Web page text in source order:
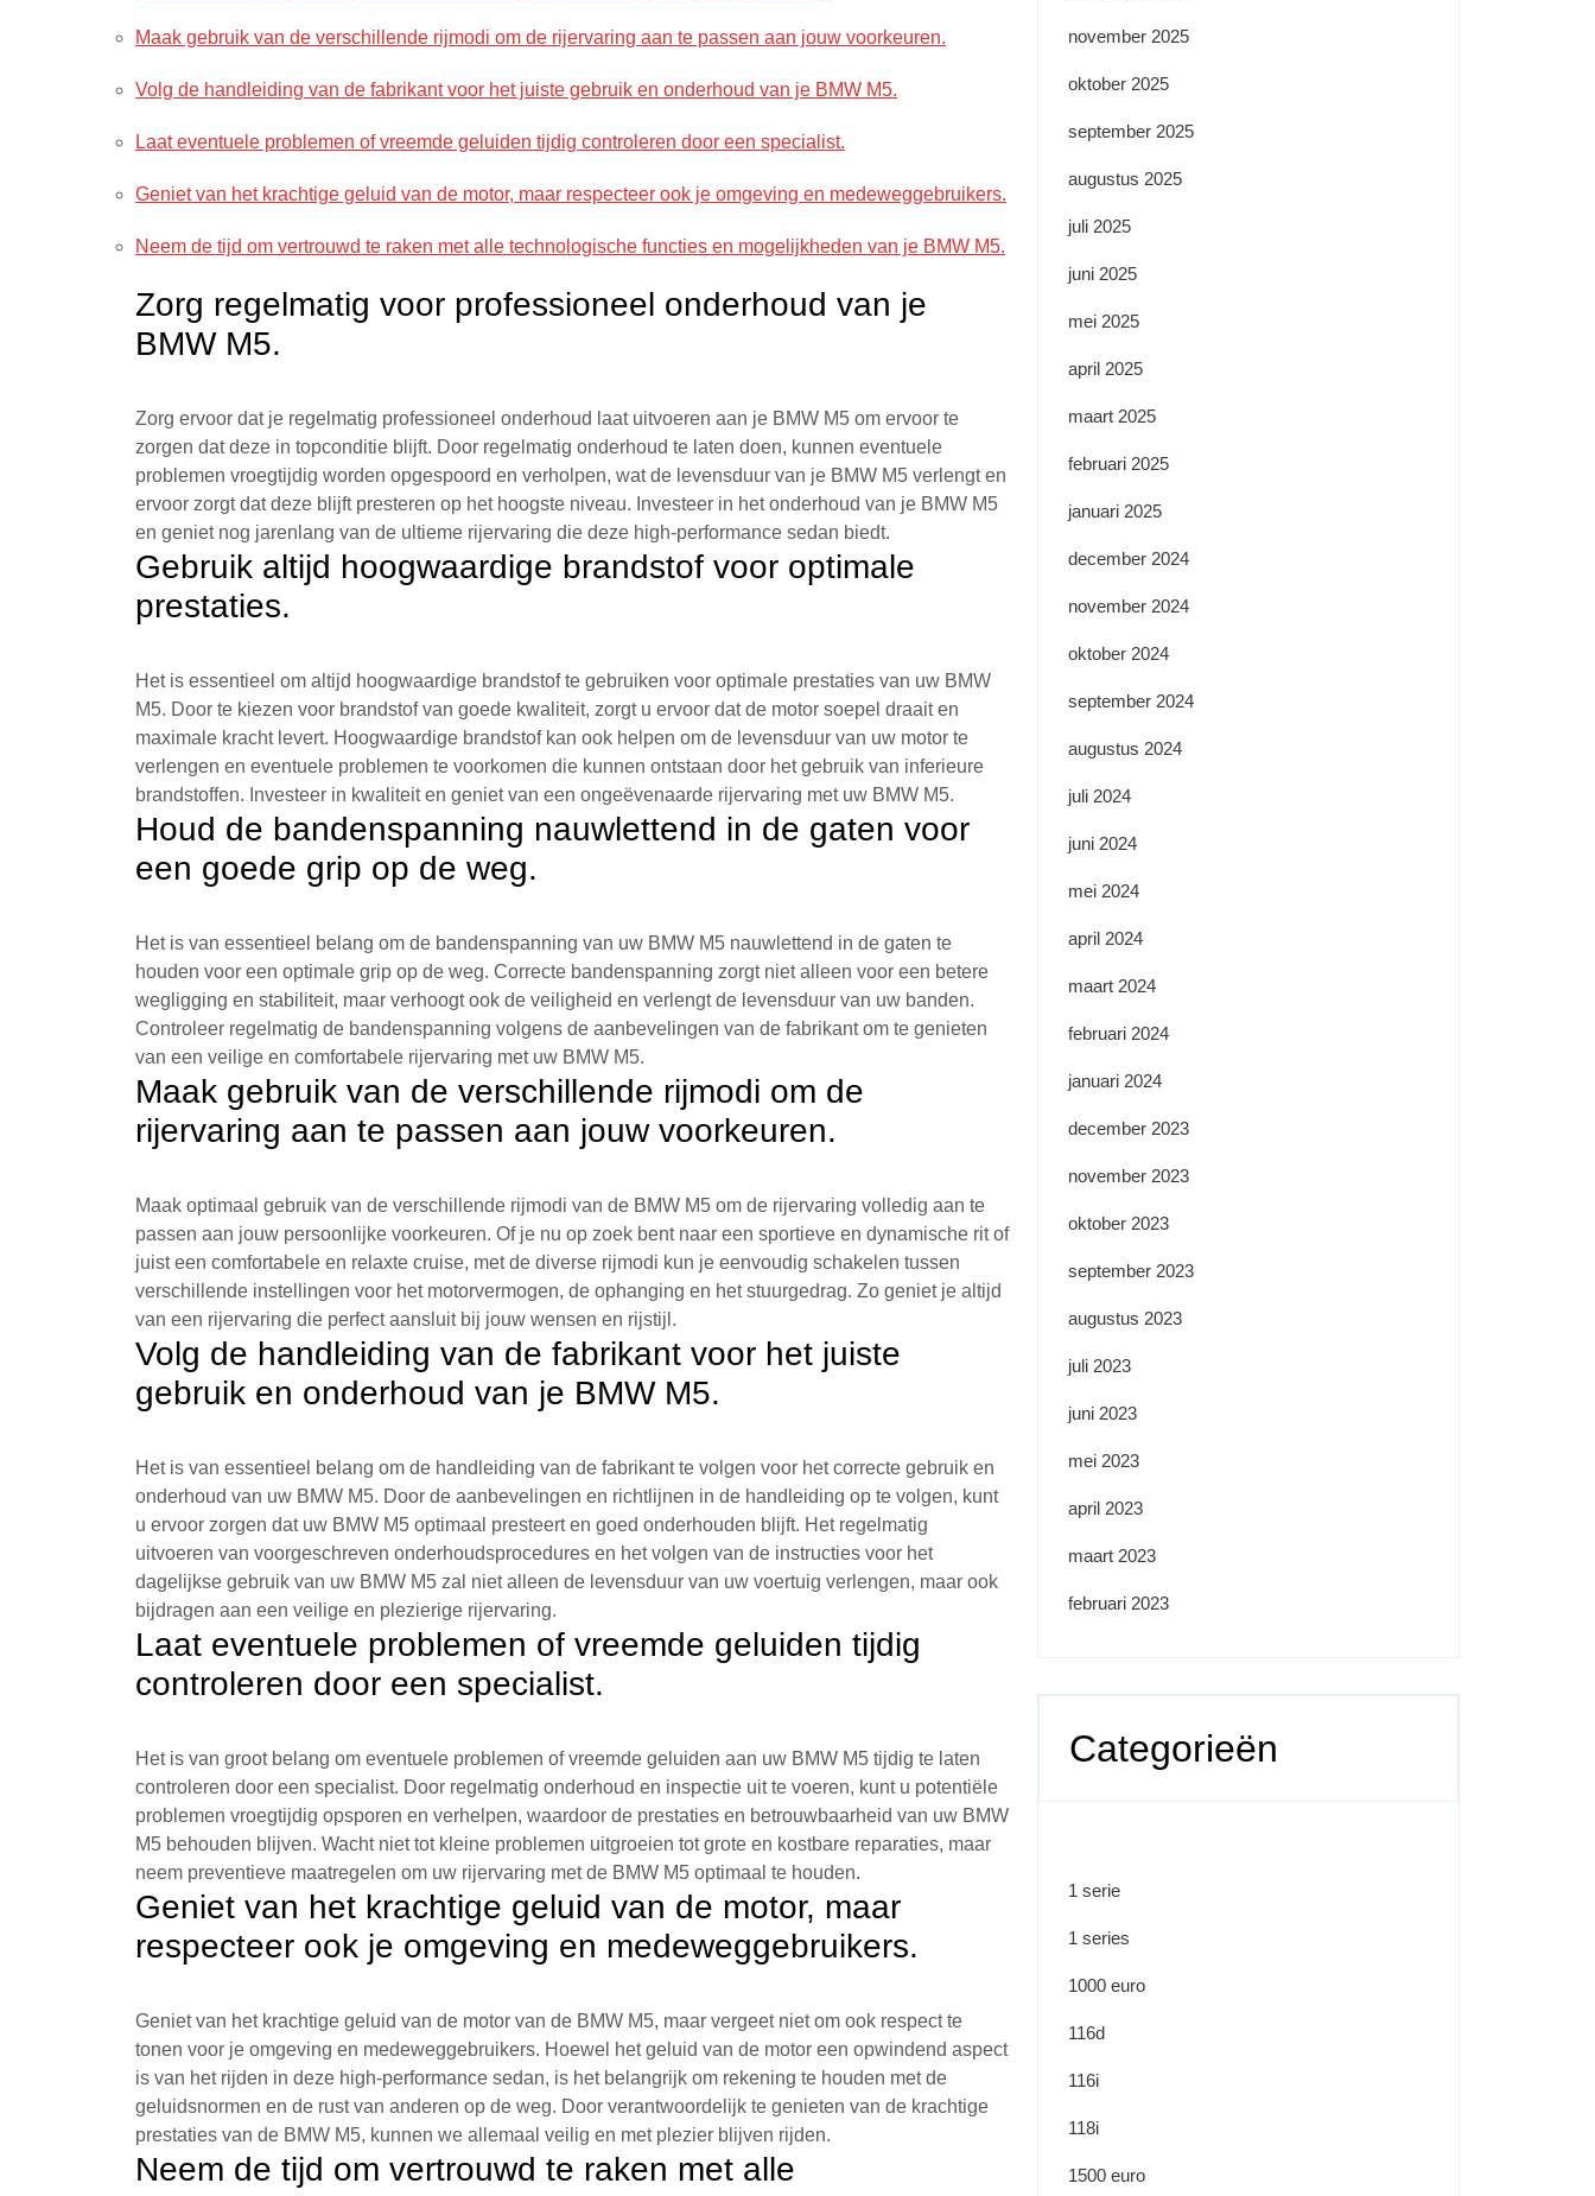
Maak gebruik van de verschillende rijmodi om de rijervaring aan te passen aan jouw voorkeuren.
Volg de handleiding van de fabrikant voor het juiste gebruik en onderhoud van je BMW M5.
Laat eventuele problemen of vreemde geluiden tijdig controleren door een specialist.
Geniet van het krachtige geluid van de motor, maar respecteer ook je omgeving en medeweggebruikers.
Neem de tijd om vertrouwd te raken met alle technologische functies en mogelijkheden van je BMW M5.
Zorg regelmatig voor professioneel onderhoud van je
BMW M5.
Zorg ervoor dat je regelmatig professioneel onderhoud laat uitvoeren aan je BMW M5 om ervoor te
zorgen dat deze in topconditie blijft. Door regelmatig onderhoud te laten doen, kunnen eventuele
problemen vroegtijdig worden opgespoord en verholpen, wat de levensduur van je BMW M5 verlengt en
ervoor zorgt dat deze blijft presteren op het hoogste niveau. Investeer in het onderhoud van je BMW M5
en geniet nog jarenlang van de ultieme rijervaring die deze high-performance sedan biedt.
Gebruik altijd hoogwaardige brandstof voor optimale
prestaties.
Het is essentieel om altijd hoogwaardige brandstof te gebruiken voor optimale prestaties van uw BMW
M5. Door te kiezen voor brandstof van goede kwaliteit, zorgt u ervoor dat de motor soepel draait en
maximale kracht levert. Hoogwaardige brandstof kan ook helpen om de levensduur van uw motor te
verlengen en eventuele problemen te voorkomen die kunnen ontstaan door het gebruik van inferieure
brandstoffen. Investeer in kwaliteit en geniet van een ongeëvenaarde rijervaring met uw BMW M5.
Houd de bandenspanning nauwlettend in de gaten voor
een goede grip op de weg.
Het is van essentieel belang om de bandenspanning van uw BMW M5 nauwlettend in de gaten te
houden voor een optimale grip op de weg. Correcte bandenspanning zorgt niet alleen voor een betere
wegligging en stabiliteit, maar verhoogt ook de veiligheid en verlengt de levensduur van uw banden.
Controleer regelmatig de bandenspanning volgens de aanbevelingen van de fabrikant om te genieten
van een veilige en comfortabele rijervaring met uw BMW M5.
Maak gebruik van de verschillende rijmodi om de
rijervaring aan te passen aan jouw voorkeuren.
Maak optimaal gebruik van de verschillende rijmodi van de BMW M5 om de rijervaring volledig aan te
passen aan jouw persoonlijke voorkeuren. Of je nu op zoek bent naar een sportieve en dynamische rit of
juist een comfortabele en relaxte cruise, met de diverse rijmodi kun je eenvoudig schakelen tussen
verschillende instellingen voor het motorvermogen, de ophanging en het stuurgedrag. Zo geniet je altijd
van een rijervaring die perfect aansluit bij jouw wensen en rijstijl.
Volg de handleiding van de fabrikant voor het juiste
gebruik en onderhoud van je BMW M5.
Het is van essentieel belang om de handleiding van de fabrikant te volgen voor het correcte gebruik en
onderhoud van uw BMW M5. Door de aanbevelingen en richtlijnen in de handleiding op te volgen, kunt
u ervoor zorgen dat uw BMW M5 optimaal presteert en goed onderhouden blijft. Het regelmatig
uitvoeren van voorgeschreven onderhoudsprocedures en het volgen van de instructies voor het
dagelijkse gebruik van uw BMW M5 zal niet alleen de levensduur van uw voertuig verlengen, maar ook
bijdragen aan een veilige en plezierige rijervaring.
Laat eventuele problemen of vreemde geluiden tijdig
controleren door een specialist.
Het is van groot belang om eventuele problemen of vreemde geluiden aan uw BMW M5 tijdig te laten
controleren door een specialist. Door regelmatig onderhoud en inspectie uit te voeren, kunt u potentiële
problemen vroegtijdig opsporen en verhelpen, waardoor de prestaties en betrouwbaarheid van uw BMW
M5 behouden blijven. Wacht niet tot kleine problemen uitgroeien tot grote en kostbare reparaties, maar
neem preventieve maatregelen om uw rijervaring met de BMW M5 optimaal te houden.
Geniet van het krachtige geluid van de motor, maar
respecteer ook je omgeving en medeweggebruikers.
Geniet van het krachtige geluid van de motor van de BMW M5, maar vergeet niet om ook respect te
tonen voor je omgeving en medeweggebruikers. Hoewel het geluid van de motor een opwindend aspect
is van het rijden in deze high-performance sedan, is het belangrijk om rekening te houden met de
geluidsnormen en de rust van anderen op de weg. Door verantwoordelijk te genieten van de krachtige
prestaties van de BMW M5, kunnen we allemaal veilig en met plezier blijven rijden.
Neem de tijd om vertrouwd te raken met alle
november 2025
oktober 2025
september 2025
augustus 2025
juli 2025
juni 2025
mei 2025
april 2025
maart 2025
februari 2025
januari 2025
december 2024
november 2024
oktober 2024
september 2024
augustus 2024
juli 2024
juni 2024
mei 2024
april 2024
maart 2024
februari 2024
januari 2024
december 2023
november 2023
oktober 2023
september 2023
augustus 2023
juli 2023
juni 2023
mei 2023
april 2023
maart 2023
februari 2023
Categorieën
1 serie
1 series
1000 euro
116d
116i
118i
1500 euro